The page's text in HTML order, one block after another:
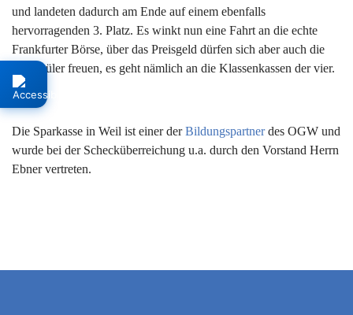
und landeten dadurch am Ende auf einem ebenfalls
hervorragenden 3. Platz. Es winkt nun eine Fahrt an die echte
Frankfurter Börse, über das Preisgeld dürfen sich aber auch die
Mitschüler freuen, es geht nämlich an die Klassenkassen der vier.
Die Sparkasse in Weil ist einer derBildungspartnerdes OGW und
wurde bei der Schecküberreichung u.a. durch den Vorstand Herrn
Ebner vertreten.